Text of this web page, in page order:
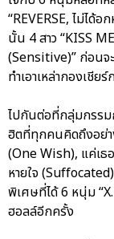
“REVERSE, ไม่ได้
นั้น 4 สาว “KISS
(Sensitive)” ก่อนจ
ทำเอาเหล่ากองเชีย
ไปกันต่อที่กลุ่มกรรม
ฮิตที่ทุกคนคิดถึงอย่า
(One Wish), แค่เธ
หายใจ
พิเศษที่ได้ 6 หนุ่ม
ฮอลล์อีกครั้ง